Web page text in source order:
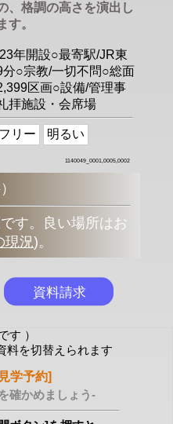
、格調の高さを演出し
す。
年開設○最寄駅/JR東
○宗教/一切不問○総面
区画○設備/管理事
拝施設・会席場
リー 明るい
1140049_0001,0005,0002
す。良い場所はお
現況)。
す ）
料を切替えられます
学予約]
確かめましょう-